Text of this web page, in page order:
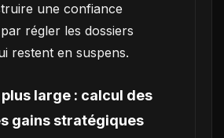
une confiance
régler les dossiers
restent en suspens.
large : calcul des
gains stratégiques